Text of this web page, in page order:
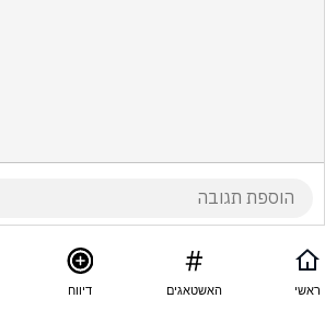
ראשי האשטאגים דיווח